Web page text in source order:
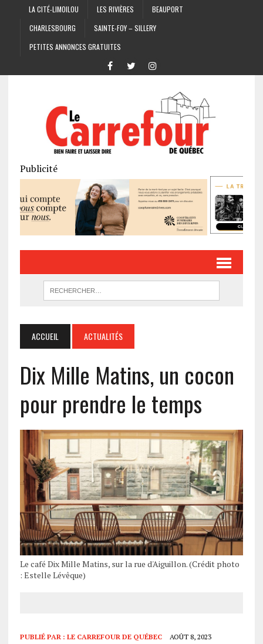
LA CITÉ-LIMOILOU LES RIVIÈRES
BEAUPORT
CHARLESBOURG
SAINTE-FOY – SILLERY
PETITES ANNONCES GRATUITES
Publicité
ACCUEIL ACTUALITÉS
Dix Mille Matins, un cocon
pour prendre le temps
Le café Dix Mille Matins, sur la rue d'Aiguillon. (Crédit photo
: Estelle Lévêque)
PUBLIÉ PAR : LE CARREFOUR DE QUÉBEC AOÛT 8, 2023